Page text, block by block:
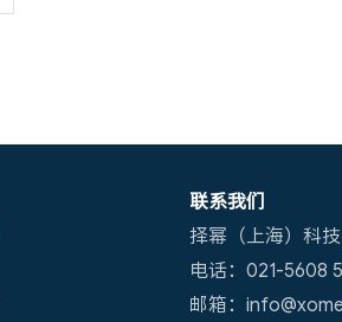
联系我们
择幂（上海）科
电话：021-5608
邮箱：